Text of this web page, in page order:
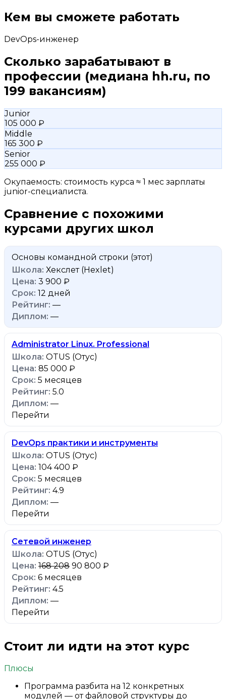
Кем вы сможете работать
DevOps-инженер
Сколько зарабатывают в
профессии (медиана hh.ru, по
199 вакансиям)
Junior
105 000 ₽
Middle
165 300 ₽
Senior
255 000 ₽
Окупаемость: стоимость курса ≈ 1 мес зарплаты
junior-специалиста.
Сравнение с похожими
курсами других школ
Основы командной строки (этот)
Хекслет (Hexlet)
3 900 ₽
12 дней
—
—
Administrator Linux. Professional
OTUS (Отус)
85 000 ₽
5 месяцев
5.0
—
Перейти
DevOps практики и инструменты
OTUS (Отус)
104 400 ₽
5 месяцев
4.9
—
Перейти
Сетевой инженер
OTUS (Отус)
168 208 90 800 ₽
6 месяцев
4.5
—
Перейти
Стоит ли идти на этот курс
Плюсы
Программа разбита на 12 конкретных
модулей — от файловой структуры до